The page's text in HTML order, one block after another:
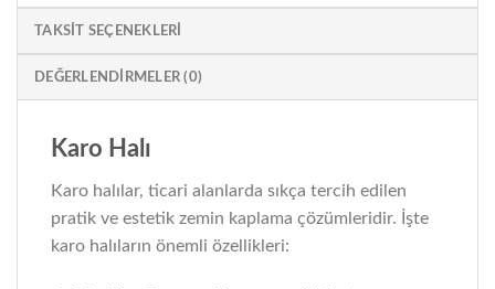
TAKSIT SEÇENEKLERI
DEĞERLENDIRMELER (0)
Karo Halı
Karo halılar, ticari alanlarda sıkça tercih edilen
pratik ve estetik zemin kaplama çözümleridir. İşte
karo halıların önemli özellikleri: